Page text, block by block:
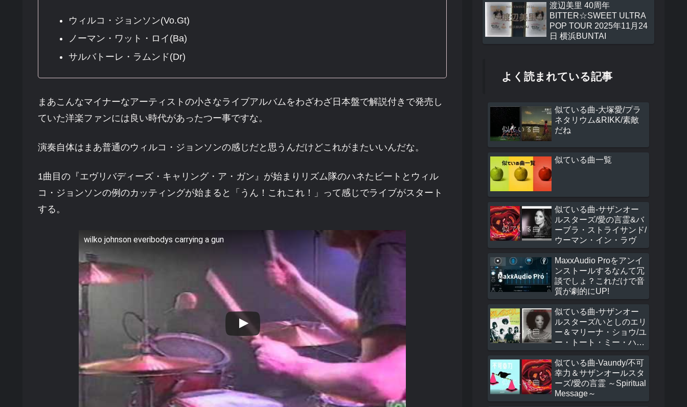
ウィルコ・ジョンソン(Vo.Gt)
ノーマン・ワット・ロイ(Ba)
サルバトーレ・ラムンド(Dr)
まあこんなマイナーなアーティストの小さなライブアルバムをわざわざ日本盤で解説付きで発売し
ていた洋楽ファンには良い時代があったつー事ですな。
演奏自体はまあ普通のウィルコ・ジョンソンの感じだと思うんだけどこれがまたいいんだな。
1曲目の『エヴリバディーズ・キャリング・ア・ガン』が始まりリズム隊のハネたビートとウィル
コ・ジョンソンの例のカッティングが始まると「うん！これこれ！」って感じでライブがスタート
する。
wilko johnson everibodys carrying a gun
渡辺美里 40周年
BITTER☆SWEET ULTRA
POP TOUR 2025年11月24
日 横浜BUNTAI
よく読まれている記事
似ている曲-大塚愛/プラ
ネタリウム&RIKK/素敵
だね
似ている曲一覧
似ている曲-サザンオー
ルスターズ/愛の言霊&バ
ーブラ・ストライサンド/
ウーマン・イン・ラヴ
MaxxAudio Proをアンイ
ンストールするなんて冗
談でしょ？これだけで音
質が劇的にUP!
似ている曲-サザンオー
ルスターズ/いとしのエリ
ー＆マリーナ・ショウ/ユ
ー・トート・ミー・ハ
ウ・トゥ・スピーク・イ
ン・ラヴ
似ている曲-Vaundy/不可
幸力＆サザンオールスタ
ーズ/愛の言霊 ～Spiritual
Message～